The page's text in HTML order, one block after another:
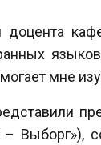
мне
Выборг»),